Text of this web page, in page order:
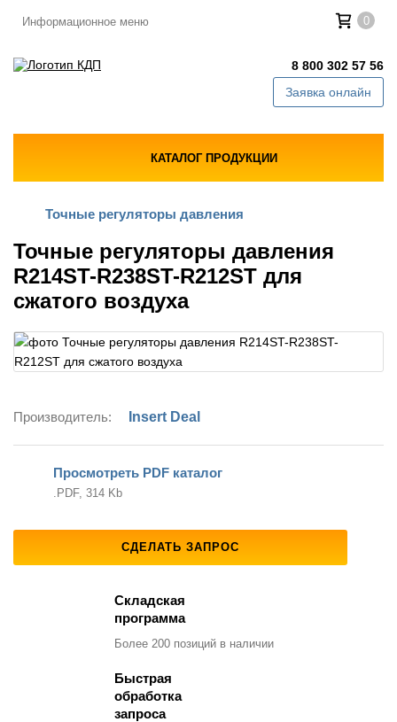
Информационное меню 0
8 800 302 57 56
Заявка онлайн
КАТАЛОГ ПРОДУКЦИИ
Точные регуляторы давления
Точные регуляторы давления
R214ST-R238ST-R212ST для
сжатого воздуха
Производитель: Insert Deal
Просмотреть PDF каталог
.PDF, 314 Kb
СДЕЛАТЬ ЗАПРОС
Складская
программа
Более 200 позиций в наличии
Быстрая
обработка
запроса